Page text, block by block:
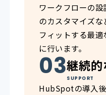
ワークフローの
のカスタマイズ
フィットする最
に行います。
継続
SUPPORT
HubSpotの導入